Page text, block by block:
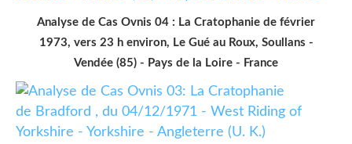
Analyse de Cas Ovnis 04 : La Cratophanie de février
1973, vers 23 h environ, Le Gué au Roux, Soullans -
Vendée (85) - Pays de la Loire - France